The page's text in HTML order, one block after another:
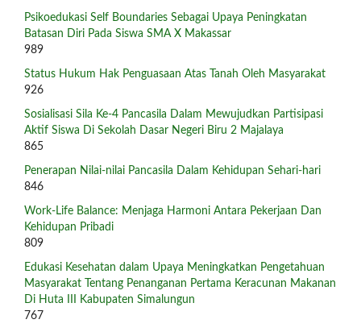
Psikoedukasi Self Boundaries Sebagai Upaya Peningkatan
Batasan Diri Pada Siswa SMA X Makassar
989
Status Hukum Hak Penguasaan Atas Tanah Oleh Masyarakat
926
Sosialisasi Sila Ke-4 Pancasila Dalam Mewujudkan Partisipasi
Aktif Siswa Di Sekolah Dasar Negeri Biru 2 Majalaya
865
Penerapan Nilai-nilai Pancasila Dalam Kehidupan Sehari-hari
846
Work-Life Balance: Menjaga Harmoni Antara Pekerjaan Dan
Kehidupan Pribadi
809
Edukasi Kesehatan dalam Upaya Meningkatkan Pengetahuan
Masyarakat Tentang Penanganan Pertama Keracunan Makanan
Di Huta III Kabupaten Simalungun
767